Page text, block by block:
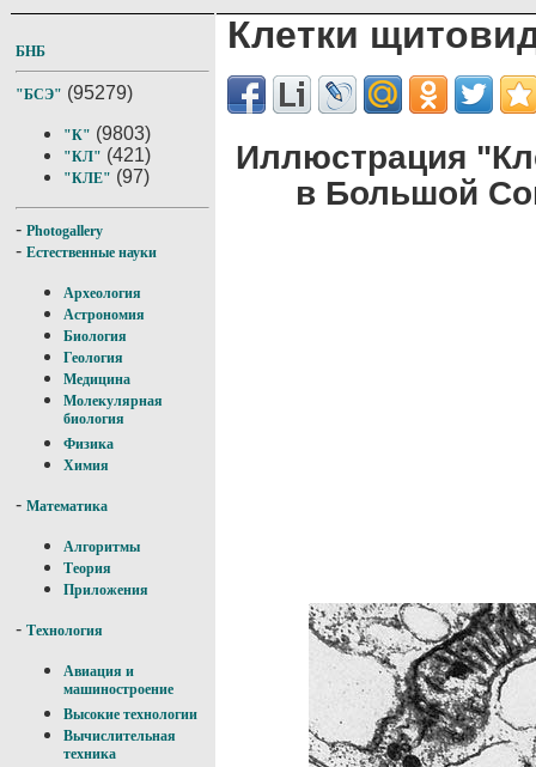
БНБ
"БСЭ" (95279)
"К" (9803)
"КЛ" (421)
"КЛЕ" (97)
- Photogallery
- Естественные науки
Археология
Астрономия
Биология
Геология
Медицина
Молекулярная
биология
Физика
Химия
- Математика
Алгоритмы
Теория
Приложения
- Технология
Авиация и
машиностроение
Высокие технологии
Вычислительная
техника
Клетки
Иллюстрация
в Большой